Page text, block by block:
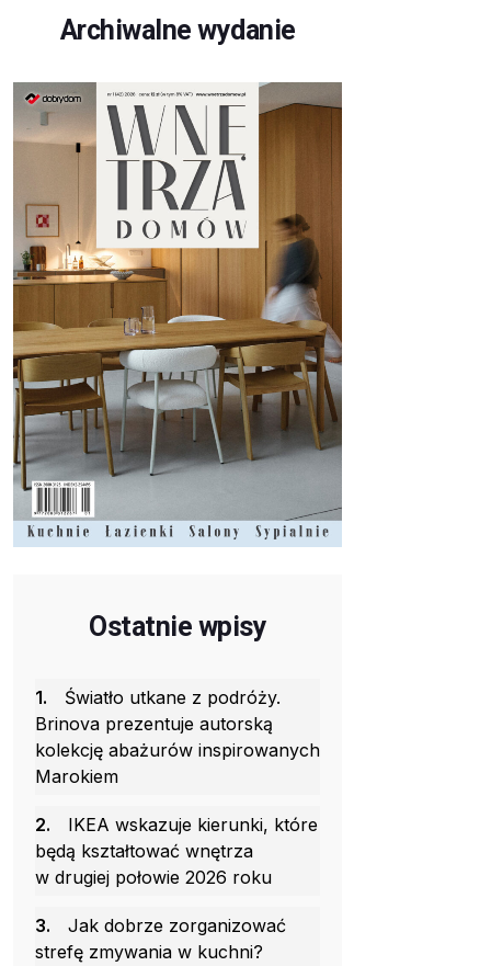
Archiwalne wydanie
Ostatnie wpisy
1.
Światło utkane z podróży.
Brinova prezentuje autorską
kolekcję abażurów inspirowanych
Marokiem
2.
IKEA wskazuje kierunki, które
będą kształtować wnętrza
w drugiej połowie 2026 roku
3.
Jak dobrze zorganizować
strefę zmywania w kuchni?